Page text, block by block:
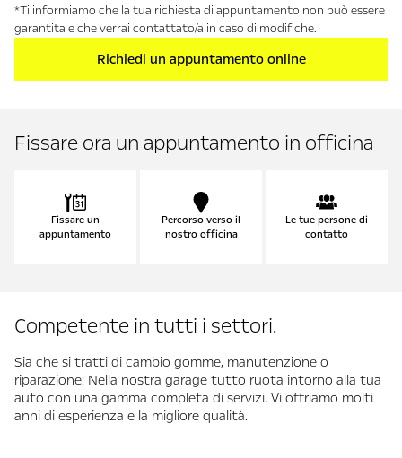
*Ti informiamo che la tua richiesta di appuntamento non può essere
garantita e che verrai contattato/a in caso di modifiche.
Richiedi un appuntamento online
Fissare ora un appuntamento in officina
Fissare un
appuntamento
Percorso verso il
nostro officina
Le tue persone di
contatto
Competente in tutti i settori.
Sia che si tratti di cambio gomme, manutenzione o
riparazione: Nella nostra garage tutto ruota intorno alla tua
auto con una gamma completa di servizi. Vi offriamo molti
anni di esperienza e la migliore qualità.